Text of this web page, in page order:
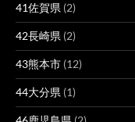
41佐賀県 (2)
42長崎県 (2)
43熊本市 (12)
44大分県 (1)